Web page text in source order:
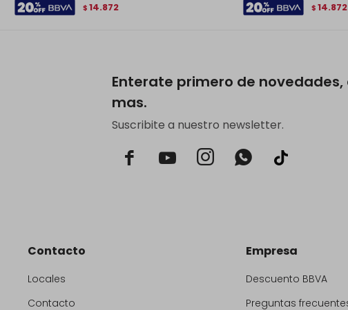
$ 14.872 $ 14.872
Enterate primero de
mas.
Suscribite a nuestro newsletter.
  
Contacto
Locales
Contacto
Empresa
Descuento BBVA
Preguntas